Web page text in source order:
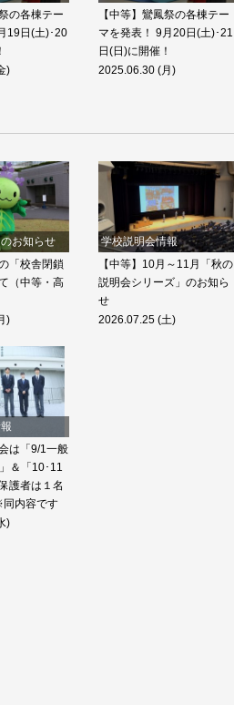
の各棟テー
19日(土)･20
)
【中等】鸞鳳祭の各棟テー
マを発表！ 9月20日(土)･21
日(日)に開催！
2025.06.30 (月)
お知らせ
「校舎閉鎖
（中等・高
)
学校説明会情報
【中等】10月～11月「秋の
説明会シリーズ」のお知ら
せ
2026.07.25 (土)
は「9/1一般
＆「10･11
護者は１名
内容です
)